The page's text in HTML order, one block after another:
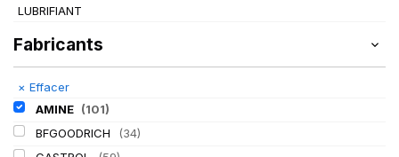
LUBRIFIANT
Fabricants
× Effacer
AMINE (101)
BFGOODRICH
(34)